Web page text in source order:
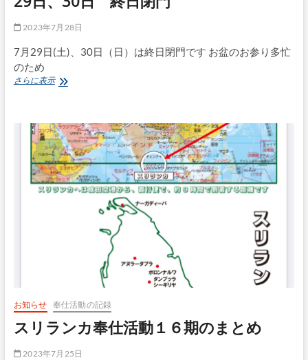
2023年7月28日
7月29日(土)、30日（日）は終日閉門です お盆のお参り多忙
のため
さらに表示29
終
日
閉
門
お知らせ 奉仕活動の記録
スリランカ奉仕活動１６期のまとめ
2023年7月25日